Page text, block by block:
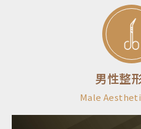
男性整
Male